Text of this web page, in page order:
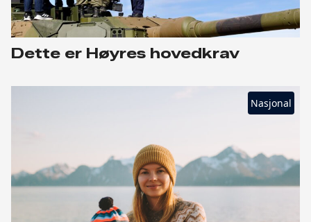
Dette er Høyres hovedkrav
Nasjonal